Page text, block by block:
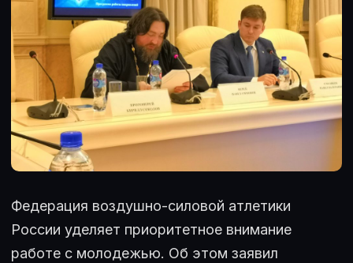
Федерация воздушно-силовой атлетики
России уделяет приоритетное внимание
работе с молодежью. Об этом заявил